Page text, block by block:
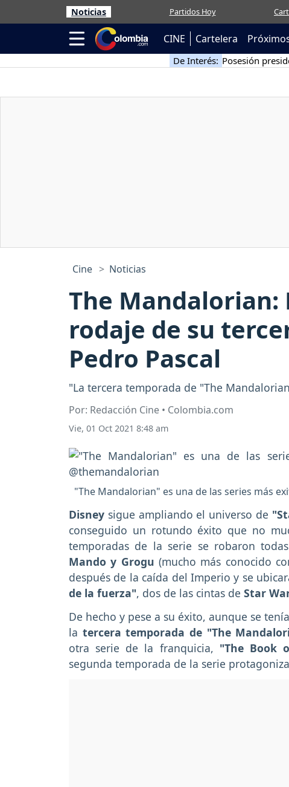
Noticias Partidos Hoy
CINE Cartelera
De Interés: Posesión
Cine Noticias
The Mandalorian:
rodaje de su
Pedro Pascal
"La tercera temporada de "The
Por: Redacción Cine • Colombia.com
Vie, 01 Oct 2021 8:48 am
"The Mandalorian" es una de las series más
Disney sigue ampliando el universo de
conseguido un rotundo éxito que no
temporadas de la serie se robaron
Mando y Grogu (mucho más conocido
después de la caída del Imperio y se
de la fuerza", dos de las cintas de Star
De hecho y pese a su éxito, aunque se
la tercera temporada de "The
otra serie de la franquicia, "The Book
segunda temporada de la serie